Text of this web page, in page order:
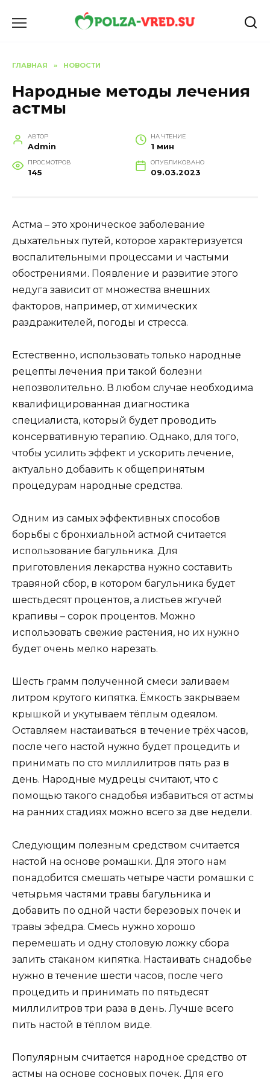
ГЛАВНАЯ » НОВОСТИ
Народные методы лечения
астмы
АВТОР
Admin
НА ЧТЕНИЕ
1 мин
ПРОСМОТРОВ
145
ОПУБЛИКОВАНО
09.03.2023
Астма – это хроническое заболевание
дыхательных путей, которое характеризуется
воспалительными процессами и частыми
обострениями. Появление и развитие этого
недуга зависит от множества внешних
факторов, например, от химических
раздражителей, погоды и стресса.
Естественно, использовать только народные
рецепты лечения при такой болезни
непозволительно. В любом случае необходима
квалифицированная диагностика
специалиста, который будет проводить
консервативную терапию. Однако, для того,
чтобы усилить эффект и ускорить лечение,
актуально добавить к общепринятым
процедурам народные средства.
Одним из самых эффективных способов
борьбы с бронхиальной астмой считается
использование багульника. Для
приготовления лекарства нужно составить
травяной сбор, в котором багульника будет
шестьдесят процентов, а листьев жгучей
крапивы – сорок процентов. Можно
использовать свежие растения, но их нужно
будет очень мелко нарезать.
Шесть грамм полученной смеси заливаем
литром крутого кипятка. Ёмкость закрываем
крышкой и укутываем тёплым одеялом.
Оставляем настаиваться в течение трёх часов,
после чего настой нужно будет процедить и
принимать по сто миллилитров пять раз в
день. Народные мудрецы считают, что с
помощью такого снадобья избавиться от астмы
на ранних стадиях можно всего за две недели.
Следующим полезным средством считается
настой на основе ромашки. Для этого нам
понадобится смешать четыре части ромашки с
четырьмя частями травы багульника и
добавить по одной части березовых почек и
травы эфедра. Смесь нужно хорошо
перемешать и одну столовую ложку сбора
залить стаканом кипятка. Настаивать снадобье
нужно в течение шести часов, после чего
процедить и принимать по пятьдесят
миллилитров три раза в день. Лучше всего
пить настой в тёплом виде.
Популярным считается народное средство от
астмы на основе сосновых почек. Для его